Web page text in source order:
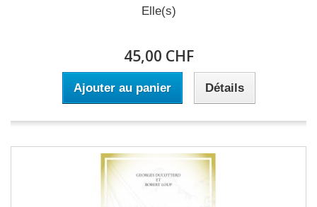
Elle(s)
45,00 CHF
Ajouter au panier Détails